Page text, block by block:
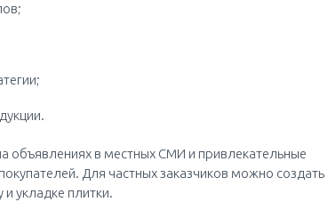
объявлениях в местных СМИ и привлекательные
Для частных заказчиков можно создать
укладке плитки.